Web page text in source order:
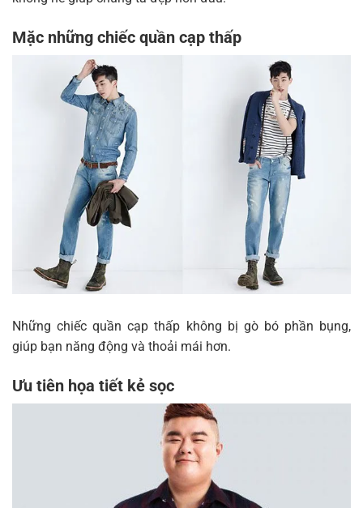
Mặc những chiếc quần cạp thấp
Những chiếc quần cạp thấp không bị gò bó phần bụng,
giúp bạn năng động và thoải mái hơn.
Ưu tiên họa tiết kẻ sọc